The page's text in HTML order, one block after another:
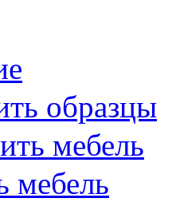
образцы
мебель
мебель